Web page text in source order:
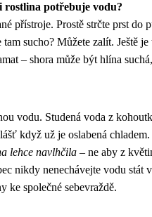
rostlina potřebuje vodu?
přístroje. Prostě strčte prst do
sucho? Můžete zalít. Ještě je
– shora může být hlína
vodu. Studená voda z
když už je oslabená chladem.
lehce navlhčila – ne aby z
nikdy nenechávejte vodu stát v
ke společné sebevraždě.